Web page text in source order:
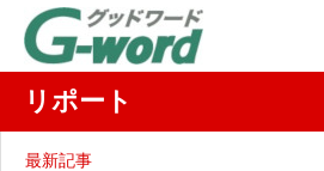
リポート
最新記事